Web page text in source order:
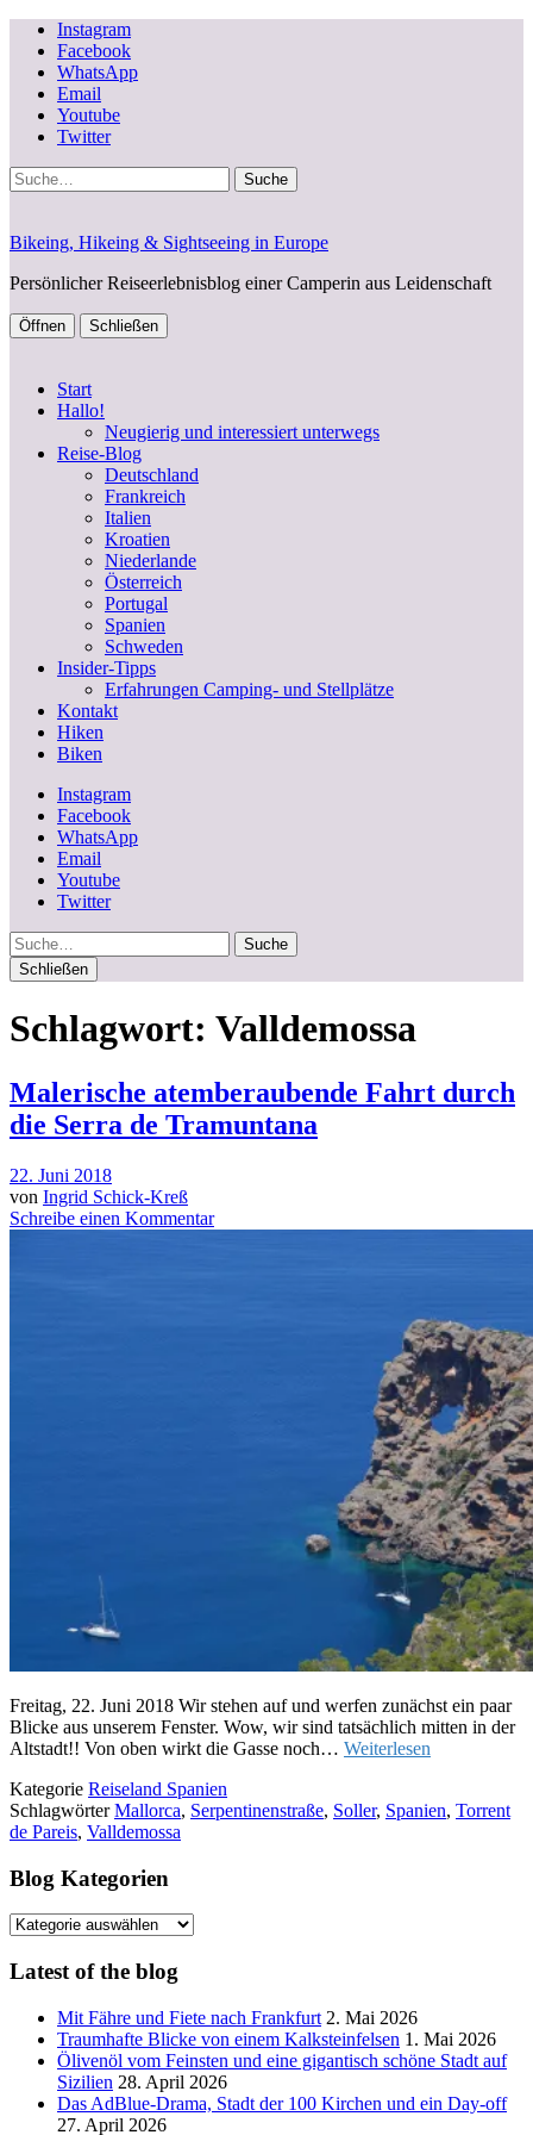
Instagram
Facebook
WhatsApp
Email
Youtube
Twitter
Suche
Bikeing, Hikeing & Sightseeing in Europe
Persönlicher Reiseerlebnisblog einer Camperin aus Leidenschaft
Öffnen Schließen
Start
Hallo!
Neugierig und interessiert unterwegs
Reise-Blog
Deutschland
Frankreich
Italien
Kroatien
Niederlande
Österreich
Portugal
Spanien
Schweden
Insider-Tipps
Erfahrungen Camping- und Stellplätze
Kontakt
Hiken
Biken
Instagram
Facebook
WhatsApp
Email
Youtube
Twitter
Suche
Schließen
Schlagwort: Valldemossa
Malerische atemberaubende Fahrt durch
die Serra de Tramuntana
22. Juni 2018
von Ingrid Schick-Kreß
Schreibe einen Kommentar
Freitag, 22. Juni 2018 Wir stehen auf und werfen zunächst ein paar
Blicke aus unserem Fenster. Wow, wir sind tatsächlich mitten in der
Altstadt!! Von oben wirkt die Gasse noch… Weiterlesen
Kategorie Reiseland Spanien
SchlagwörterMallorca, Serpentinenstraße, Soller, Spanien, Torrent
de Pareis, Valldemossa
Blog Kategorien
Blog
Latest of the blog
Mit Fähre und Fiete nach Frankfurt 2. Mai 2026
Traumhafte Blicke von einem Kalksteinfelsen 1. Mai 2026
Ölivenöl vom Feinsten und eine gigantisch schöne Stadt auf
Sizilien 28. April 2026
Das AdBlue-Drama, Stadt der 100 Kirchen und ein Day-off
27. April 2026